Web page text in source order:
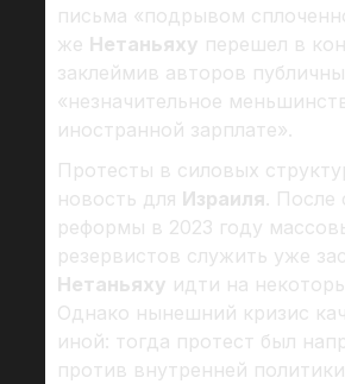
письма «подрывом
же Нетаньяху перешел в
заклеймив авторов
«незначительное
иностранной зарплате».
Протесты в силовых
новость для Израиля. После
реформы в 2023 году
резервистов служить уже
Нетаньяху идти на
Однако нынешний кризис
иной: тогда протест был
против внутренней